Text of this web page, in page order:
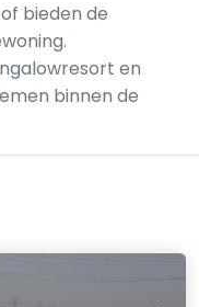
bieden de
en
binnen de